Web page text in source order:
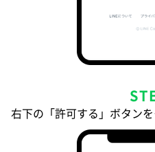
右下の「許可する」ボタン